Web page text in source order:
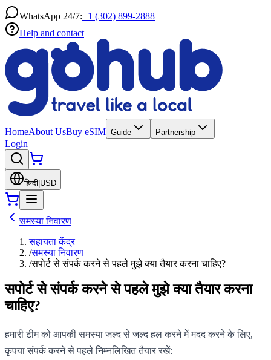
WhatsApp 24/7:+1 (302) 899-2888
Help and contact
HomeAbout UsBuy eSIM Guide Partnership
Login
हिन्दी USD
समस्या निवारण
सहायता केंद्र
/समस्या निवारण
/सपोर्ट से संपर्क करने से पहले मुझे क्या तैयार करना चाहिए?
सपोर्ट से संपर्क करने से पहले मुझे क्या तैयार करना
चाहिए?
हमारी टीम को आपकी समस्या जल्द से जल्द हल करने में मदद करने के लिए,
कृपया संपर्क करने से पहले निम्नलिखित तैयार रखें: